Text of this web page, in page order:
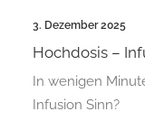
3. Dezember 2025
Hochdosis –
In wenigen
Infusion Sinn?